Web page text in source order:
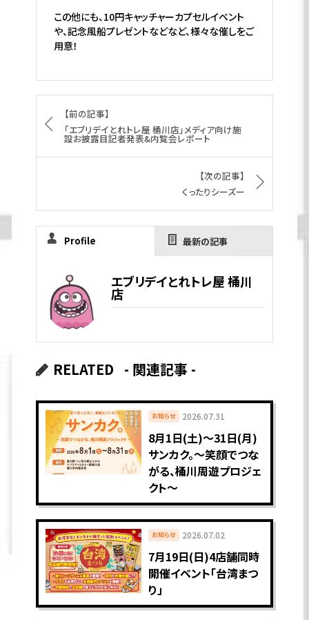
この他にも、10円キャッチャーカプセルイベント
や、記念風船プレゼントなどなど、様々な催しをご
用意！
【前の記事】
「エブリデイとれトレ屋 桶川店」メディア向け施
設お披露目記者発表&内覧会レポート
【次の記事】
くったりシーズー
Profile 最新の記事
エブリデイとれトレ屋 桶川
店
RELATED - 関連記事 -
お知らせ
8月1日(土)〜31日(月)
サンカク。〜笑顔でつな
がる、桶川周遊プロジェ
クト〜
2026.07.31
お知らせ
7月19日(日)4店舗同時
開催イベント「台湾まつ
り」
2026.07.02